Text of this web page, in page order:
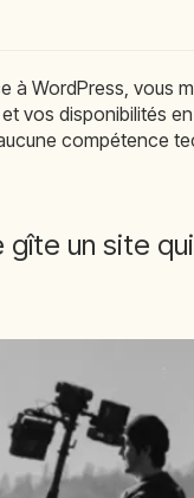
à WordPress, vous
vos disponibilités
compétence
un site